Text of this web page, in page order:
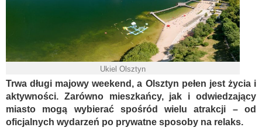
Ukiel Olsztyn
Trwa długi majowy weekend, a Olsztyn pełen jest życia i
aktywności. Zarówno mieszkańcy, jak i odwiedzający
miasto mogą wybierać spośród wielu atrakcji – od
oficjalnych wydarzeń po prywatne sposoby na relaks.